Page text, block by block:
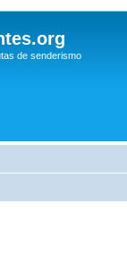
de senderismo